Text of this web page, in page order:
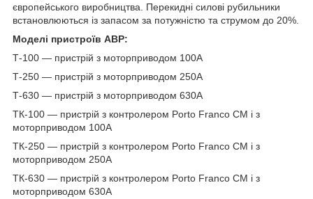
європейського виробництва. Перекидні силові рубильники
встановлюються із запасом за потужністю та струмом до 20%.
Моделі пристроїв АВР:
Т-100 — пристрій з моторприводом 100A
Т-250 — пристрій з моторприводом 250A
Т-630 — пристрій з моторприводом 630A
ТК-100 — пристрій з контролером Porto Franco CM і з
моторприводом 100A
ТК-250 — пристрій з контролером Porto Franco CM і з
моторприводом 250A
ТК-630 — пристрій з контролером Porto Franco CM і з
моторприводом 630A